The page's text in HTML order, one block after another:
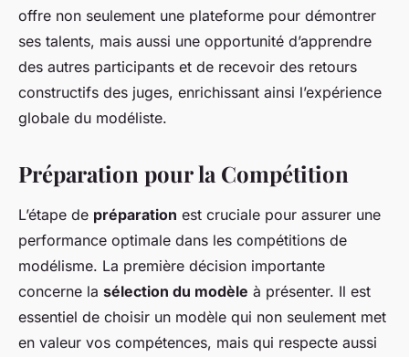
offre non seulement une plateforme pour démontrer
ses talents, mais aussi une opportunité d’apprendre
des autres participants et de recevoir des retours
constructifs des juges, enrichissant ainsi l’expérience
globale du modéliste.
Préparation pour la Compétition
L’étape de préparation est cruciale pour assurer une
performance optimale dans les compétitions de
modélisme. La première décision importante
concerne la sélection du modèle à présenter. Il est
essentiel de choisir un modèle qui non seulement met
en valeur vos compétences, mais qui respecte aussi